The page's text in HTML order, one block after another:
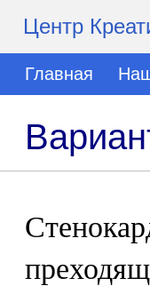
Центр
Главная